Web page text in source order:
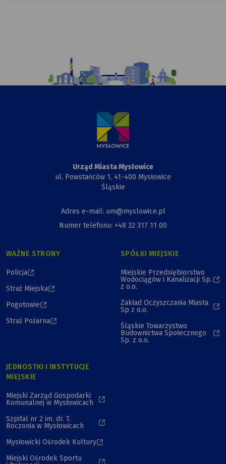
rysunek
Urząd Miasta Mysłowice
ul. Powstańców 1, 41-400 Mysłowice
Śląskie
Adres e-mail: um@myslowice.pl
Numer telefonu: +48 32 317 11 00
WAŻNE STRONY
Policja
Straż Miejska
Pogotowie
Straż Pożarna
SPÓŁKI MIEJSKIE
Miejskie Przedsiębiorstwo
Wodociągów i Kanalizacji Sp.
z o.o.
Zakład Oczyszczania Miasta
Sp z o.o.
Śląskie Towarzystwo
Budownictwa Społecznego
Sp. z o.o.
JEDNOSTKI I INSTYTUCJE
MIEJSKIE
Miejski Zarząd Gospodarki
Komunalnej w Mysłowicach
Szpital nr 2 im. dr. T.
Boczonia w Mysłowicach
Mysłowicki Ośrodek Kultury
Miejski Ośrodek Sportu